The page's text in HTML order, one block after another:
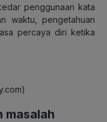
penggunaan kata
waktu, pengetahuan
percaya diri ketika
masalah